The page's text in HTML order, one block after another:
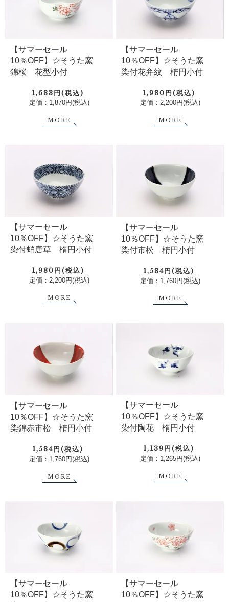
【サマーセール
10％OFF】☆そうた窯
錦桜 花型小付
1,683円(税込)
定価：1,870円(税込)
MORE
【サマーセール
10％OFF】☆そうた窯
染付花弁紋 楕円小付
1,980円(税込)
定価：2,200円(税込)
MORE
【サマーセール
10％OFF】☆そうた窯
染付蛸唐草 楕円小付
1,980円(税込)
定価：2,200円(税込)
MORE
【サマーセール
10％OFF】☆そうた窯
染付市松 楕円小付
1,584円(税込)
定価：1,760円(税込)
MORE
【サマーセール
10％OFF】☆そうた窯
染錦赤市松 楕円小付
1,584円(税込)
定価：1,760円(税込)
MORE
【サマーセール
10％OFF】☆そうた窯
染付陶花 楕円小付
1,139円(税込)
定価：1,265円(税込)
MORE
【サマーセール
10％OFF】☆そうた窯
【サマーセール
10％OFF】☆そうた窯